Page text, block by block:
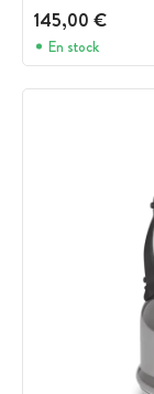
145,00 €
En stock